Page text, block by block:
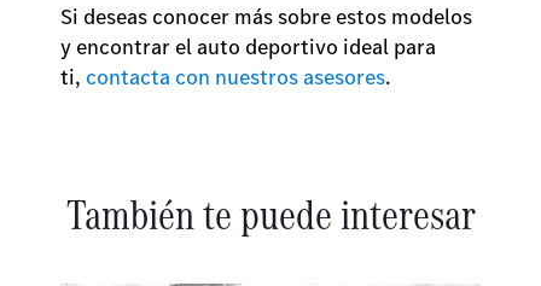
Si deseas conocer más sobre estos modelos
y encontrar el auto deportivo ideal para
ti, contacta con nuestros asesores.
También te puede interesar